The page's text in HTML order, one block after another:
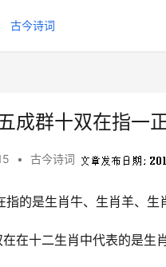
古今诗词
成群十双在指一
• 古今诗词
的是生肖牛、生肖羊、生
在十二生肖中代表的是生